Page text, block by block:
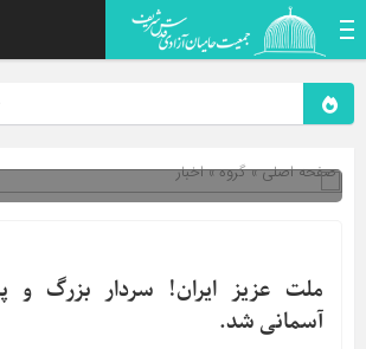
صفحه اصلی» گروه »اخبار
ملت عزیز ایران! سردار بزرگ و
آسمانی شد.